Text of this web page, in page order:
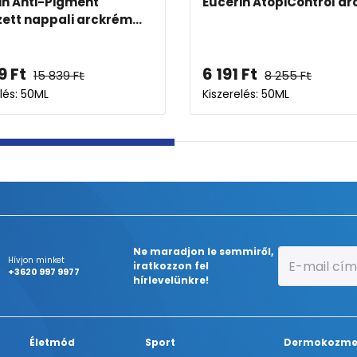
arcápoló normál, vegyes bő...
Kiszerelés: 50ML
Hívjon minket
+3620 997 9977
Ne maradjon le semmiről,
iratkozzon fel
hírlevelünkre!
Életmód Sport